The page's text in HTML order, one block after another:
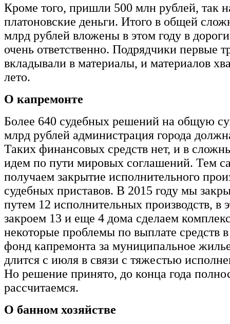
Кроме того, пришли 500 млн рублей, так
платоновские деньги. Итого в общей
млрд рублей вложены в этом году в
очень ответственно. Подрядчики первые
вкладывали в материалы, и материалов
лето.
О капремонте
Более 640 судебных решений на общую
млрд рублей администрация города
Таких финансовых средств нет, и в
идем по пути мировых соглашений. Тем
получаем закрытие исполнительного
судебных приставов. В 2015 году мы
путем 12 исполнительных производств, в
закроем 13 и еще 4 дома сделаем
некоторые проблемы по выплате средств
фонд капремонта за муниципальное
длится с июля в связи с тяжестью
Но решение принято, до конца года
рассчитаемся.
О банном хозяйстве